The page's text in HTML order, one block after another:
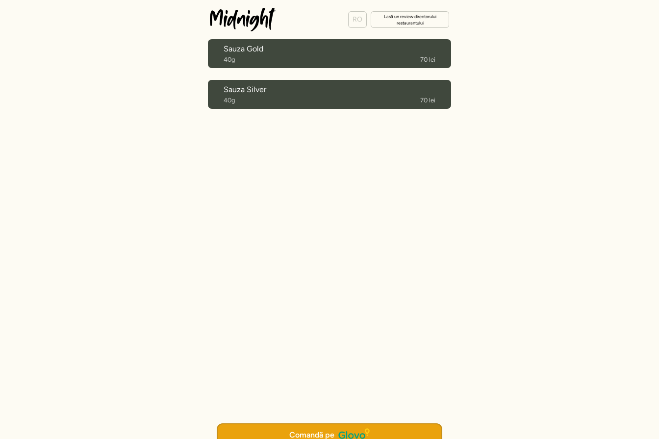
RO
Lasă un review directorului
restaurantului
Comandă pe
Sauza Gold
40g 70 lei
Sauza Silver
40g 70 lei